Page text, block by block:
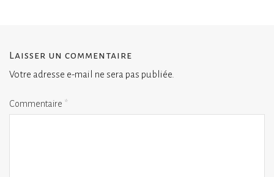
Laisser un commentaire
Votre adresse e-mail ne sera pas publiée.
Commentaire *